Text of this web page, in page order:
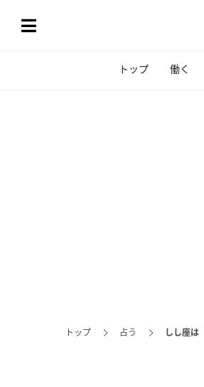
トップ 働く
トップ 占う しし座は